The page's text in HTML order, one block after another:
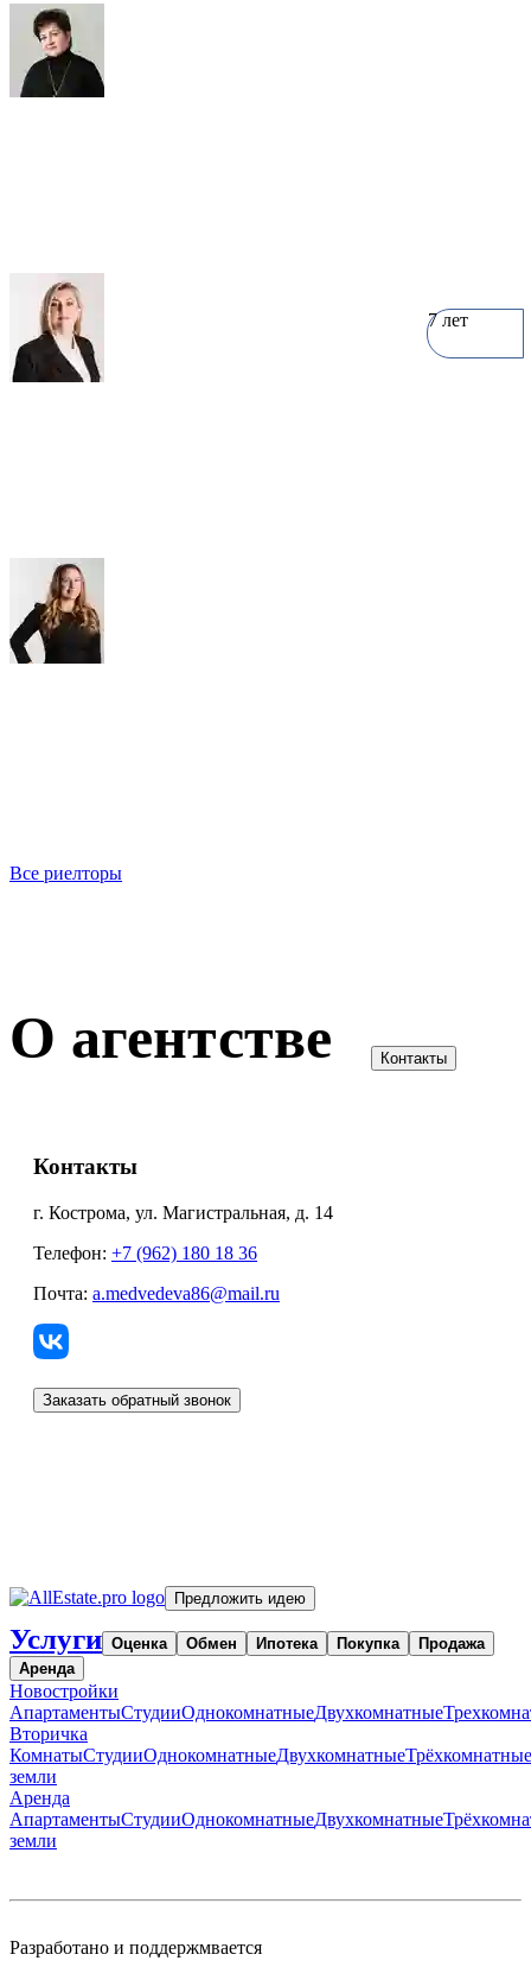
7 лет
Все риелторы
О агентстве Контакты
Контакты
г. Кострома, ул. Магистральная, д. 14
Телефон: +7 (962) 180 18 36
Почта: a.medvedeva86@mail.ru
Заказать обратный звонок
Предложить идею
Услуги Оценка Обмен Ипотека Покупка
Продажа
Аренда
Новостройки
АпартаментыСтудииОднокомнатныеДвухкомнатные
Вторичка
КомнатыСтудииОднокомнатныеДвухкомнатныеТрёхкомнатные
земли
Аренда
АпартаментыСтудииОднокомнатныеДвухкомнатные
земли
Разработано и поддержмвается